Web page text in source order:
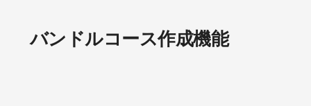
バンドルコース作成機能